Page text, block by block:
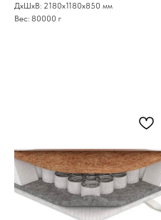
ДxШxВ: 2180x1180x850 мм
Вес: 80000 г